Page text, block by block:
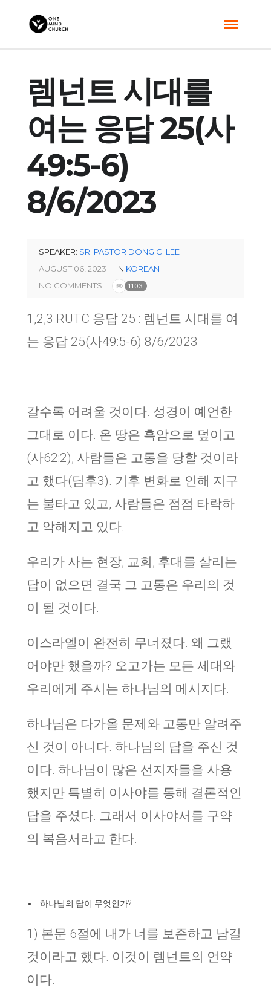
렘넌트 시대를
여는 응답 25(사
49:5-6)
8/6/2023
SPEAKER: SR. PASTOR DONG C. LEE
AUGUST 06, 2023
IN KOREAN
NO COMMENTS
1103
1,2,3 RUTC 응답 25 : 렘넌트 시대를 여
는 응답 25(사49:5-6) 8/6/2023
갈수록 어려울 것이다. 성경이 예언한
그대로 이다. 온 땅은 흑암으로 덮이고
(사62:2), 사람들은 고통을 당할 것이라
고 했다(딤후3). 기후 변화로 인해 지구
는 불타고 있고, 사람들은 점점 타락하
고 악해지고 있다.
우리가 사는 현장, 교회, 후대를 살리는
답이 없으면 결국 그 고통은 우리의 것
이 될 것이다.
이스라엘이 완전히 무너졌다. 왜 그랬
어야만 했을까? 오고가는 모든 세대와
우리에게 주시는 하나님의 메시지다.
하나님은 다가올 문제와 고통만 알려주
신 것이 아니다. 하나님의 답을 주신 것
이다. 하나님이 많은 선지자들을 사용
했지만 특별히 이사야를 통해 결론적인
답을 주셨다. 그래서 이사야서를 구약
의 복음서라고 한다.
하나님의 답이 무엇인가?
1) 본문 6절에 내가 너를 보존하고 남길
것이라고 했다. 이것이 렘넌트의 언약
이다.